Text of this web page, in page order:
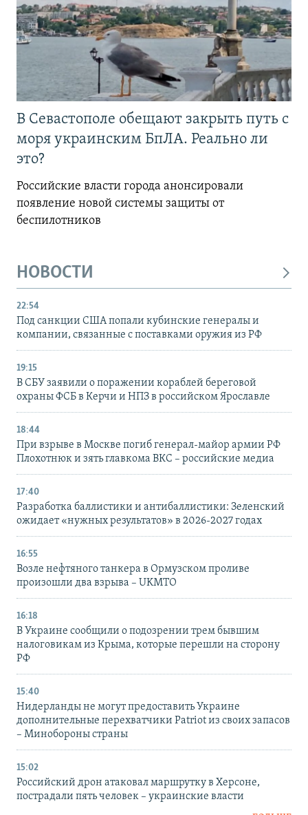
В Севастополе обещают закрыть путь с
моря украинским БпЛА. Реально ли
это?
Российские власти города анонсировали
появление новой системы защиты от
беспилотников
НОВОСТИ
22:54
Под санкции США попали кубинские генералы и
компании, связанные с поставками оружия из РФ
19:15
В СБУ заявили о поражении кораблей береговой
охраны ФСБ в Керчи и НПЗ в российском Ярославле
18:44
При взрыве в Москве погиб генерал-майор армии РФ
Плохотнюк и зять главкома ВКС – российские медиа
17:40
Разработка баллистики и антибаллистики: Зеленский
ожидает «нужных результатов» в 2026-2027 годах
16:55
Возле нефтяного танкера в Ормузском проливе
произошли два взрыва – UKMTO
16:18
В Украине сообщили о подозрении трем бывшим
налоговикам из Крыма, которые перешли на сторону
РФ
15:40
Нидерланды не могут предоставить Украине
дополнительные перехватчики Patriot из своих запасов
– Минобороны страны
15:02
Российский дрон атаковал маршрутку в Херсоне,
пострадали пять человек – украинские власти